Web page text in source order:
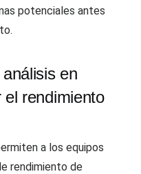
potenciales antes
en
rendimiento
a los equipos
rendimiento de